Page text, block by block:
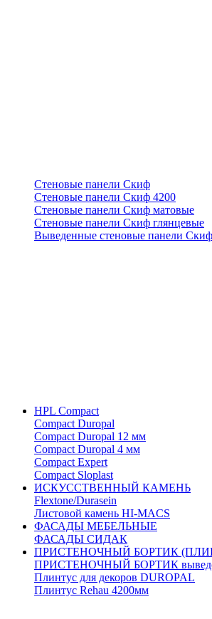
Стеновые панели Скиф
Стеновые панели Скиф 4200
Стеновые панели Скиф матовые
Стеновые панели Скиф глянцевые
Выведенные стеновые панели Скиф
HPL Compact
Compact Duropal
Compact Duropal 12 мм
Compact Duropal 4 мм
Compact Expert
Compact Sloplast
ИСКУССТВЕННЫЙ КАМЕНЬ
Flextone/Durasein
Листовой камень HI-MACS
ФАСАДЫ МЕБЕЛЬНЫЕ
ФАСАДЫ СИДАК
ПРИСТЕНОЧНЫЙ БОРТИК
ПРИСТЕНОЧНЫЙ БОРТИК
Плинтус для декоров DUROPAL
Плинтус Rehau 4200мм